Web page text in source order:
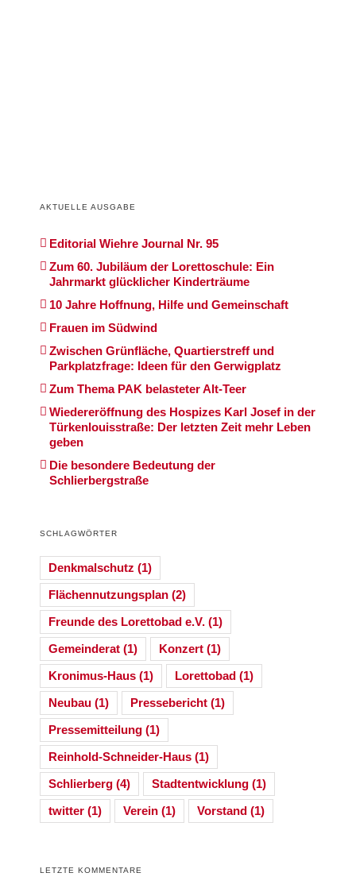
AKTUELLE AUSGABE
Editorial Wiehre Journal Nr. 95
Zum 60. Jubiläum der Lorettoschule: Ein
Jahrmarkt glücklicher Kinderträume
10 Jahre Hoffnung, Hilfe und Gemeinschaft
Frauen im Südwind
Zwischen Grünfläche, Quartierstreff und
Parkplatzfrage: Ideen für den Gerwigplatz
Zum Thema PAK belasteter Alt-Teer
Wiedereröffnung des Hospizes Karl Josef in der
Türkenlouisstraße: Der letzten Zeit mehr Leben
geben
Die besondere Bedeutung der
Schlierbergstraße
SCHLAGWÖRTER
Denkmalschutz (1)
Flächennutzungsplan (2)
Freunde des Lorettobad e.V. (1)
Gemeinderat (1) Konzert (1)
Kronimus-Haus (1) Lorettobad (1)
Neubau (1) Pressebericht (1)
Pressemitteilung (1)
Reinhold-Schneider-Haus (1)
Schlierberg (4) Stadtentwicklung (1)
twitter (1) Verein (1) Vorstand (1)
LETZTE KOMMENTARE